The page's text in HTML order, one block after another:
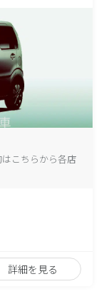
こちらから各店
詳細を見る